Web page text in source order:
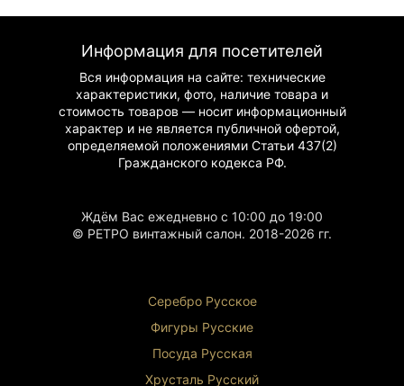
Уникальные иллюстрации эпохи
Подлинную подпись управляющего
Для кого эта книга
Коллекционное издание заинтересует:
Коллекционеров антикварных книг
Любителей русской истории
Почему стоит приобрести
пропитана духом эпохи Петра Великого, а
личная история книги делает её уникальной
на антикварном рынке.
Возраст издания: 1724 год
Информация для посетителей
Вся информация на сайте: технические
характеристики, фото, наличие товара и
стоимость товаров — носит информационный
характер и не является публичной офертой,
определяемой положениями Статьи 437(2)
Гражданскогокодекса РФ.
Ждём Вас ежедневно с 10:00 до 19:00
© РЕТРО винтажный салон. 2018-2026 гг.
Серебро Русское
Фигуры Русские
Посуда Русская
Хрусталь Русский